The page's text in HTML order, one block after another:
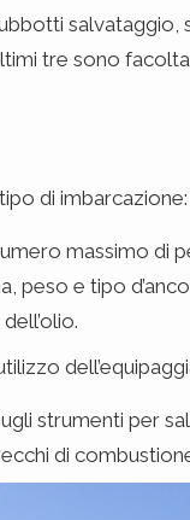
tre sono
di imbarcazione:
massimo di
peso e tipo
strumenti per
di